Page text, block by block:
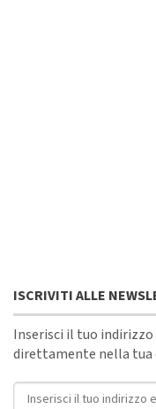
ISCRIVITI ALLE
Inserisci il tuo
direttamente nella tua
Indirizzo email